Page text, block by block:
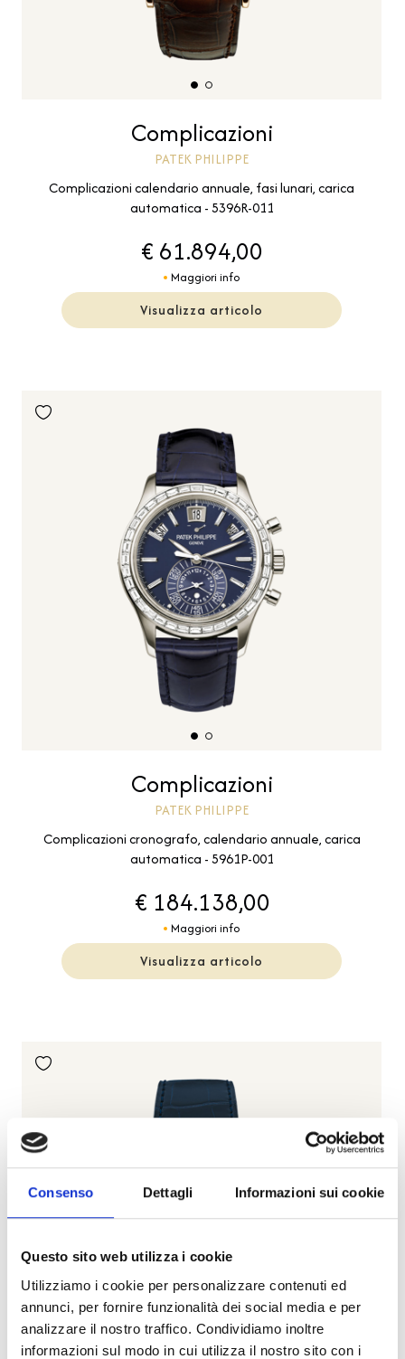
Consenso Dettagli Informazioni sui cookie
Questo sito web utilizza i cookie
Utilizziamo i cookie per personalizzare contenuti ed
annunci, per fornire funzionalità dei social media e per
analizzare il nostro traffico. Condividiamo inoltre
informazioni sul modo in cui utilizza il nostro sito con i
Complicazioni
PATEK PHILIPPE
Complicazioni calendario annuale, fasi lunari, carica
automatica - 5396R-011
€ 61.894,00
Maggiori info
Visualizza articolo
Complicazioni
PATEK PHILIPPE
Complicazioni cronografo, calendario annuale, carica
automatica - 5961P-001
€ 184.138,00
Maggiori info
Visualizza articolo